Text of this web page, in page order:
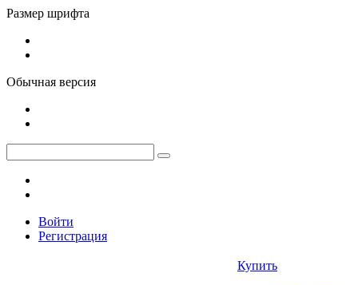
Размер шрифта
Обычная версия
Войти
Регистрация
Купить